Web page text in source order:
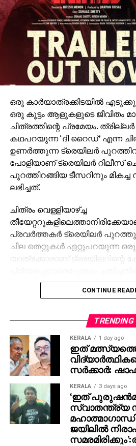
ഒരു കാര്‍യാത്രക്കിടയില്‍
ഒരു കൂട്ടം ആളുകളുടെ ജീവിതം
ചിത്രത്തിന്റെ പ്രമേയം.
കഥപറയുന്ന ‘ദി റൈഡ്’ എന്ന
ഉണര്‍ത്തുന്ന ട്രെയിലര്‍
പോളിയാണ് ട്രെയിലര്‍ റിലീസ്
പുറത്തിറങ്ങിയ ടീസറിനും
ലഭിച്ചത്.
ചിത്രം വെള്ളിയാഴ്ച്ച
പ്രവര്‍ത്തകര്‍ ട്രെയിലര്‍
ചില തെറ്റുകള്‍ ഏറ്റുപറയുന്ന ഒരു
യാത്രക്കാരാണ് ട്രെയിലറിന്റെ
അജ്ഞാതനായ ഒരാളോട്
രംഗങ്ങളാണ് ട്രെയിലറില്‍
എന്നാല്‍ ഇതിലേറെയും
ആര്് പറയുമെന്നുമുള്ള
പ്രേക്ഷകര്‍ക്ക് കൂടുതല്‍ ആകാംഷ
നിമിഷങ്ങളാണ് സമ്മാനിക്കുന്നത്.
ഡയസ്പോര്‍ എന്റര്‍ടെയ്ന്‍മെന്റ്
ബാനറില്‍ ദര്‍പണ്‍ ത്രിസാല്‍
മേനോന്‍ സംവിധാനം
കോപ്പ, ആന്‍ ശീതള്‍, മാലാ
പ്രശാന്ത് മുരളി, ഗോപിക
കഥാപാത്രങ്ങളെ
CONTINUE
TRENDING
KERALA 1 day ago
ഇത്
സര്‍ക്കാര്‍:
KERALA 3 days ago
‘ഇത്
സ്വാതന്ത്ര്യ
ജയിലില്‍